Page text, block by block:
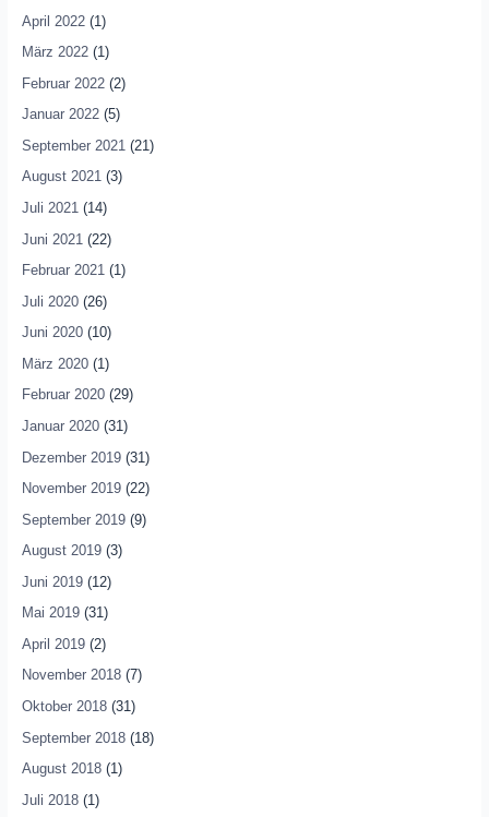
April 2022(1)
März 2022(1)
Februar 2022(2)
Januar 2022(5)
September 2021 (21)
August 2021(3)
Juli 2021(14)
Juni 2021 (22)
Februar 2021(1)
Juli 2020(26)
Juni 2020(10)
März 2020(1)
Februar 2020(29)
Januar 2020(31)
Dezember 2019(31)
November 2019(22)
September 2019(9)
August 2019(3)
Juni 2019(12)
Mai 2019(31)
April 2019(2)
November 2018(7)
Oktober 2018(31)
September 2018(18)
August 2018(1)
Juli 2018(1)